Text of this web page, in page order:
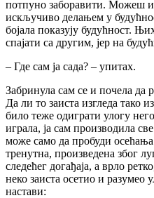
потпуно заборавити. Можеш
искључиво делањем у
бојала показују будућност.
спајати са другим, јер на
– Где сам ја сада? – упитах.
Забринула сам се и почела да
Да ли то заиста изгледа тако
било теже одиграти улогу
играла, ја сам производила
може само да пробуди
тренутна, произведена због
следећег догађаја, а врло
неко заиста осетио и разумео
настави: